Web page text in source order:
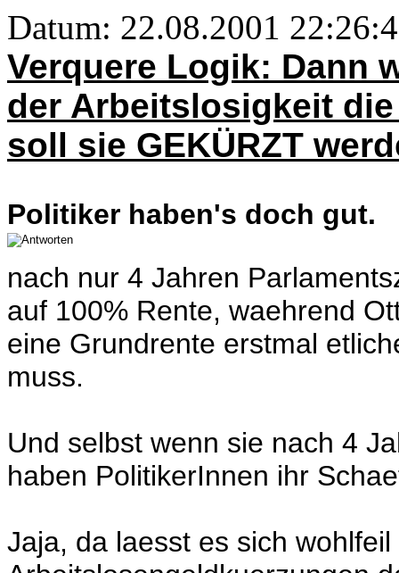
Datum: 22.08.2001
Verquere Logik: Dann
der Arbeitslosigkeit
soll sie GEKÜRZT
Politiker haben's doch gut.
nach nur 4 Jahren
auf 100% Rente, waehrend
eine Grundrente erstmal
muss.
Und selbst wenn sie nach 4
haben PolitikerInnen ihr
Jaja, da laesst es sich